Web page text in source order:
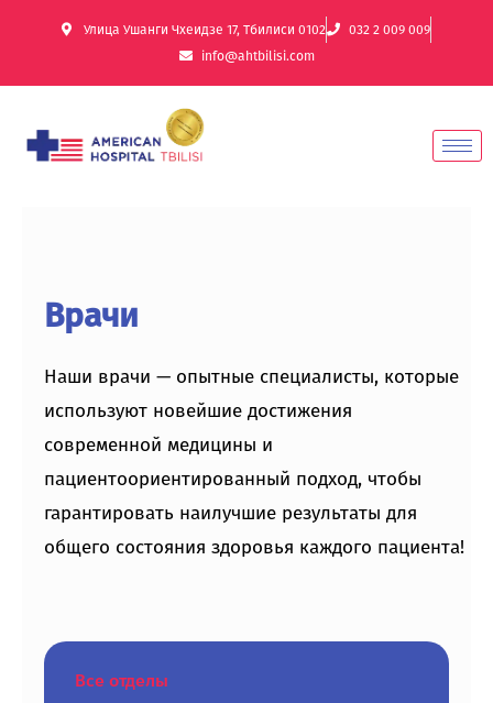
Улица Ушанги Чхеидзе 17, Тбилиси 0102
032 2 009 009
info@ahtbilisi.com
Врачи
Наши врачи — опытные специалисты, которые
используют новейшие достижения
современной медицины и
пациентоориентированный подход, чтобы
гарантировать наилучшие результаты для
общего состояния здоровья каждого пациента!
Все отделы